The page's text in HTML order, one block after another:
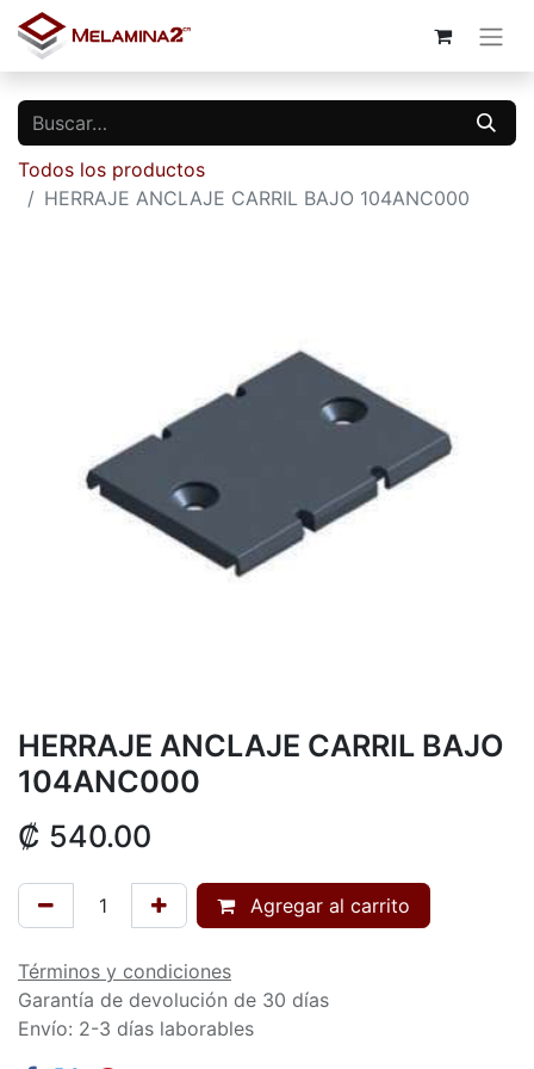
Todos los productos
HERRAJE ANCLAJE CARRIL BAJO 104ANC000
HERRAJE ANCLAJE CARRIL BAJO
104ANC000
₡ 540.00
Agregar al carrito
Términos y condiciones
Garantía de devolución de 30 días
Envío: 2-3 días laborables